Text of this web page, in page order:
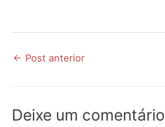
← Post anterior
Deixe um comentário